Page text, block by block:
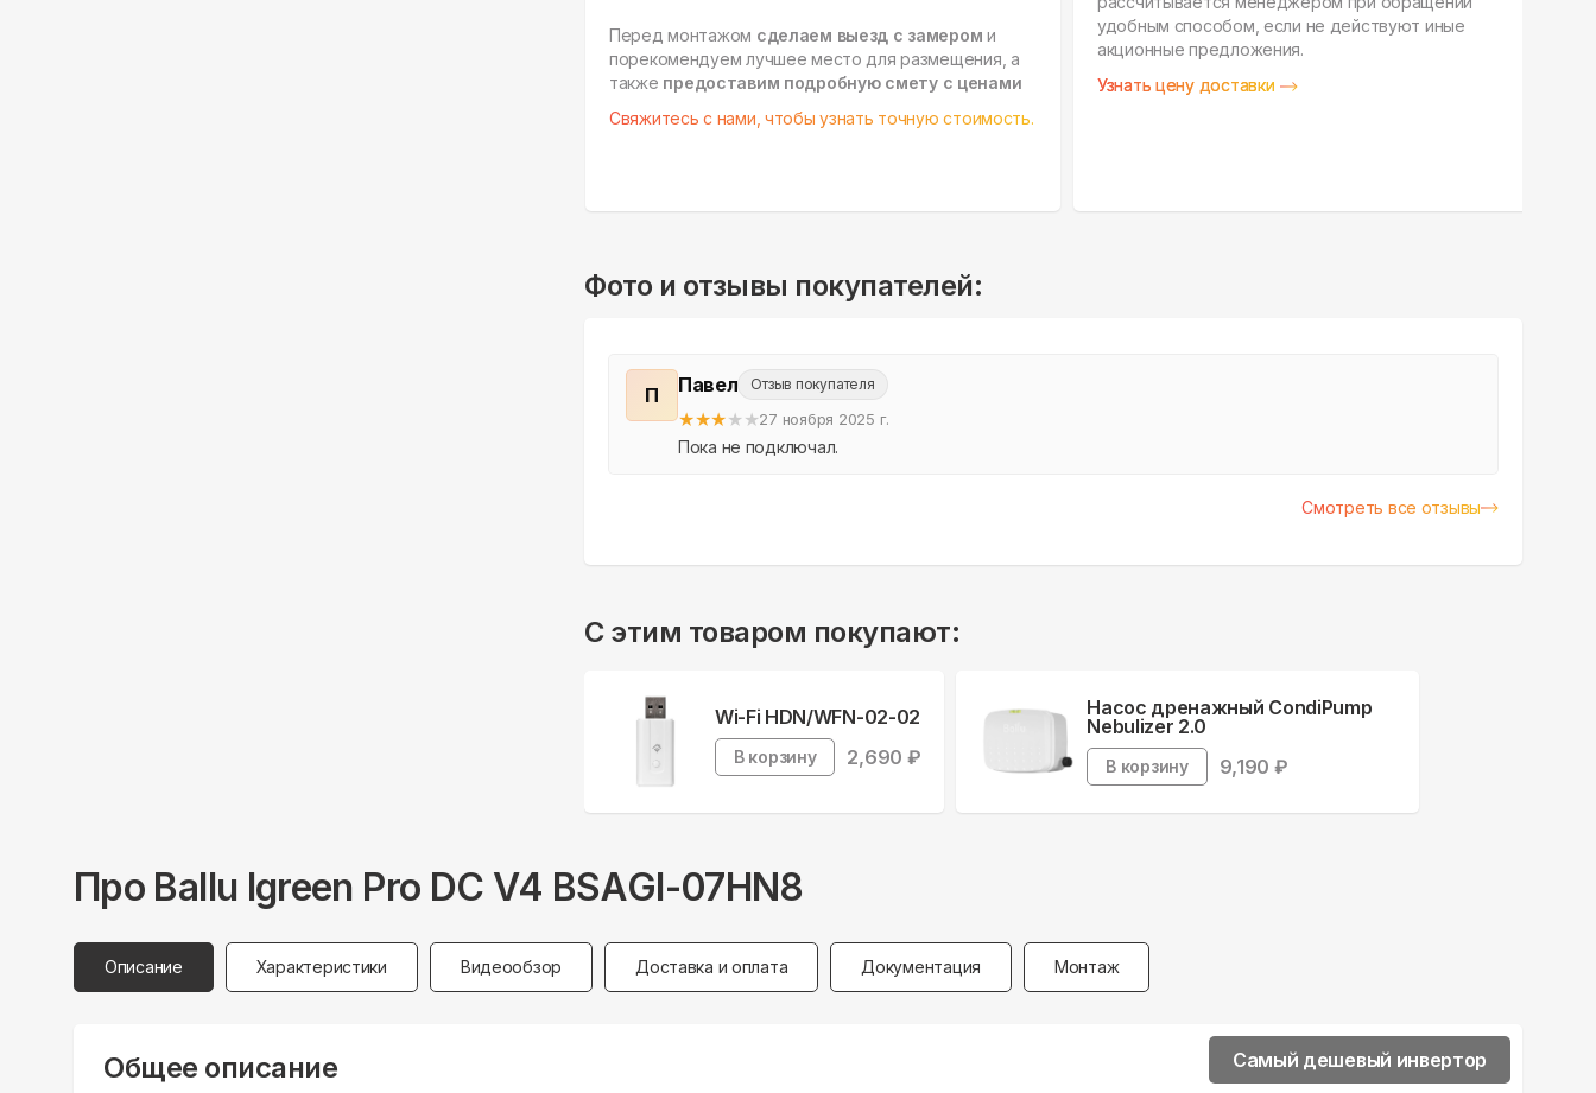
Перед монтажом сделаем выезд с замером и
порекомендуем лучшее место для размещения, а
также предоставим подробную смету с ценами
Свяжитесь с нами, чтобы узнать точную стоимость.
удобным способом, если не действуют иные
акционные предложения.
Узнать цену доставки
Фото и отзывы покупателей:
П Павел Отзыв покупателя
★★★★ ★27 ноября 2025 г.
Пока не подключал.
Смотреть все отзывы
С этим товаром покупают:
Wi-Fi HDN/WFN-02-02
В корзину 2,690 ₽
Насос дренажный CondiPump
Nebulizer 2.0
В корзину 9,190 ₽
Про Ballu Igreen Pro DC V4 BSAGI-07HN8
Описание Характеристики Видеообзор Доставка и оплата Документация Монтаж
Общее описание Самый дешевый инвертор